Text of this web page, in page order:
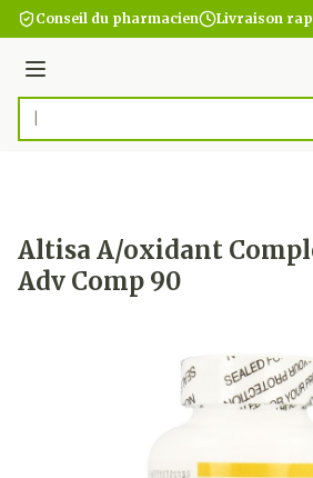
Aller au contenu
Conseil du pharmacien Livraison
Menu
Rechercher
Altisa A/oxidant
Adv Comp 90